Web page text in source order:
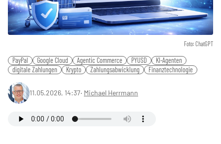
Foto: ChatGPT
PayPal Google Cloud Agentic Commerce PYUSD
KI-Agenten
digitale Zahlungen
Krypto Zahlungsabwicklung Finanztechnologie
11.05.2026, 14:37‧ Michael Herrmann